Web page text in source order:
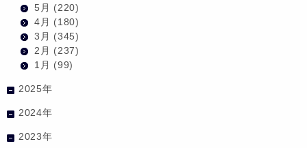
5月 (220)
4月 (180)
3月 (345)
2月 (237)
1月 (99)
2025年
2024年
2023年